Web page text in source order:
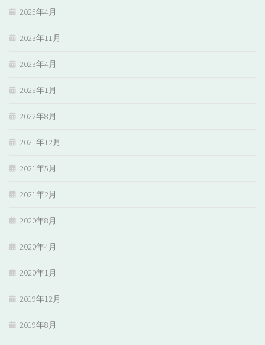
2025年4月
2023年11月
2023年4月
2023年1月
2022年8月
2021年12月
2021年5月
2021年2月
2020年8月
2020年4月
2020年1月
2019年12月
2019年8月